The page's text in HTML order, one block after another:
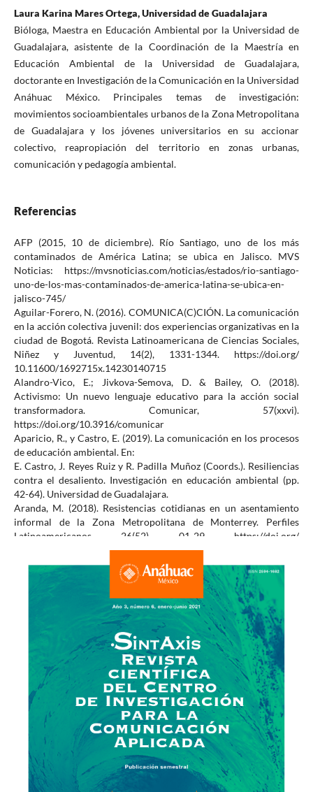
Laura Karina Mares Ortega, Universidad de Guadalajara
Bióloga, Maestra en Educación Ambiental por la Universidad de
Guadalajara, asistente de la Coordinación de la Maestría en
Educación Ambiental de la Universidad de Guadalajara,
doctorante en Investigación de la Comunicación en la Universidad
Anáhuac México. Principales temas de investigación:
movimientos socioambientales urbanos de la Zona Metropolitana
de Guadalajara y los jóvenes universitarios en su accionar
colectivo, reapropiación del territorio en zonas urbanas,
comunicación y pedagogía ambiental.
Referencias
AFP (2015, 10 de diciembre). Río Santiago, uno de los más
contaminados de América Latina; se ubica en Jalisco. MVS
Noticias: https://mvsnoticias.com/noticias/estados/rio-santiago-
uno-de-los-mas-contaminados-de-america-latina-se-ubica-en-
jalisco-745/
Aguilar-Forero, N. (2016). COMUNICA(C)CIÓN. La comunicación
en la acción colectiva juvenil: dos experiencias organizativas en la
ciudad de Bogotá. Revista Latinoamericana de Ciencias Sociales,
Niñez y Juventud, 14(2), 1331-1344. https://doi.org/
10.11600/1692715x.14230140715
Alandro-Vico, E.; Jivkova-Semova, D. & Bailey, O. (2018).
Activismo: Un nuevo lenguaje educativo para la acción social
transformadora. Comunicar, 57(xxvi).
https://doi.org/10.3916/comunicar
Aparicio, R., y Castro, E. (2019). La comunicación en los procesos
de educación ambiental. En:
E. Castro, J. Reyes Ruiz y R. Padilla Muñoz (Coords.). Resiliencias
contra el desaliento. Investigación en educación ambiental (pp.
42-64). Universidad de Guadalajara.
Aranda, M. (2018). Resistencias cotidianas en un asentamiento
informal de la Zona Metropolitana de Monterrey. Perfiles
Latinoamericanos, 26(52), 01-29. https://doi.org/
10.18504/pl2652-014-2018
Barranquero, A. (2019). Comunicación, ciudadanía y cambio
social. Diseño de un modelo de investigación y acción para
democratizar la comunicación desde la noción de reforma
mediática. Signo y Pensamiento, 38(75).
https://doi.org/10.11144/Javeriana.syp38-75.cccs
Bauman, Z. (2005). Amor líquido: acerca de la fragilidad de los
vínculos humanos. Ciudad de México: Fondo de Cultura
Económica.
Blanco, I. y Gomá, R. (2019). Nuevo municipalismo, movimientos
urbanos e impactos políticos. Desacatos, 61 22-39.
Caride-Gómez, J. (2006). La educación social en la acción
comunitaria. En X. Úcar & Asun Llena (Coords.) Miradas y
diálogos en torno a la acción comunitaria (pp. 157-194). Graó.
Cortés, G. (2016). La emergencia de la ciudadanía juvenil.
Resistencias, paradojas y tensiones en contextos urbanos
contemporáneos. Hallazgos, 13(25), 217-232.
http://www.scielo.org.co/pdf/hall/v13n25/v13n25a11.pdf